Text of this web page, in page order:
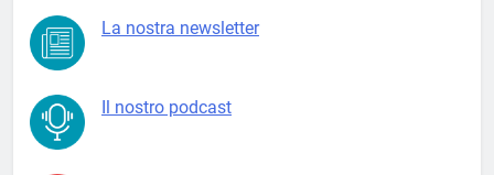
La nostra newsletter
Il nostro podcast